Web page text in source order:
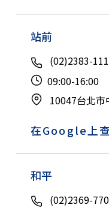
站前
(02)2383-
09:00-16:00
10047台北
在Google上
和平
(02)2369-